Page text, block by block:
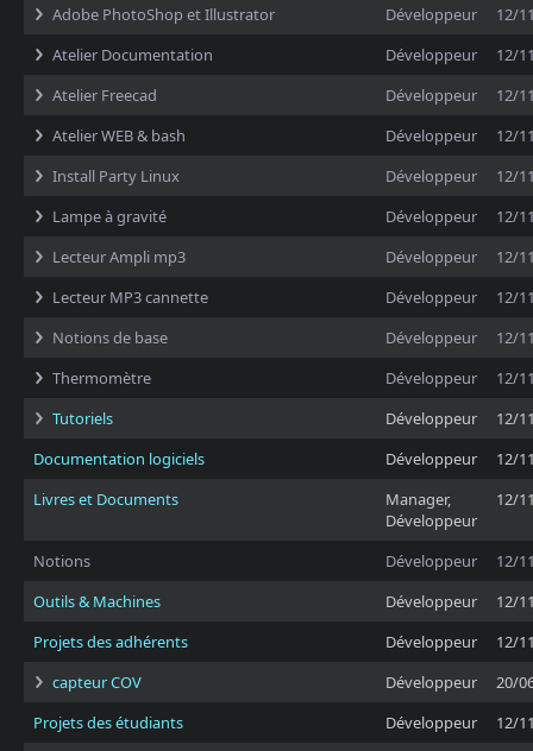
Adobe PhotoShop et Illustrator
Développeur
12/
Atelier Documentation
Développeur
12/
Atelier Freecad
Développeur
12/
Atelier WEB & bash
Développeur
12/
Install Party Linux
Développeur
12/
Lampe à gravité
Développeur
12/
Lecteur Ampli mp3
Développeur
12/
Lecteur MP3 cannette
Développeur
12/
Notions de base
Développeur
12/
Thermomètre
Développeur
12/
Tutoriels
Développeur
12/
Documentation logiciels
Développeur
12/
Livres et Documents
Manager,
Développeur
12/
Notions Développeur
12/
Outils & Machines
Développeur
12/
Projets des adhérents
Développeur
12/
capteur COV
Développeur
20/
Projets des étudiants
Développeur
12/